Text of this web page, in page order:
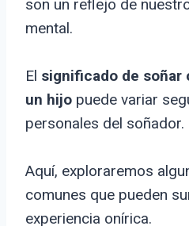
son un reflejo de
mental.
El significado de soñar
un hijo puede variar
personales del soñador.
Aquí, exploraremos
comunes que pueden
experiencia onírica.